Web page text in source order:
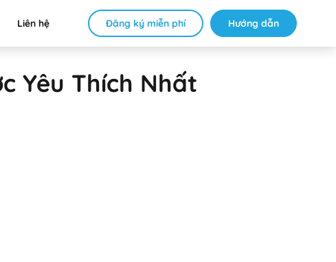
Liên hệ Đăng ký miễn phí Hướng dẫn
Yêu Thích Nhất